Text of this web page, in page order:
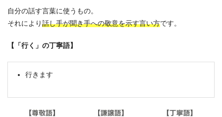
自分の話す言葉に使うもの。
それにより話し手が聞き手への敬意を示す言い方です。
【「行く」の丁寧語】
行きます